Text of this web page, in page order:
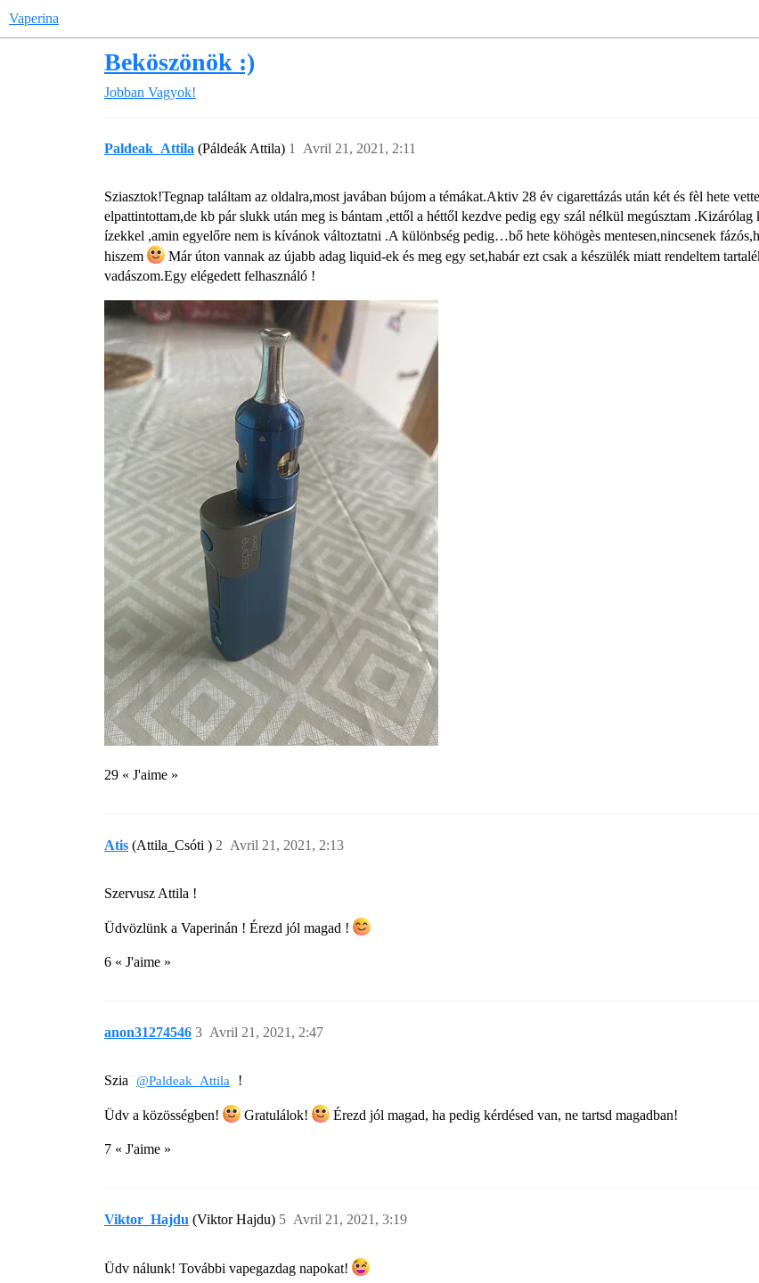
Vaperina
Beköszönök :)
Jobban Vagyok!
Paldeak_Attila (Páldeák Attila) Avril 21, 2021, 2:11
1
Sziasztok!Tegnap találtam az oldalra,most javában bújom a témákat.Aktiv 28 év cigarettázás után két és fèl hete
elpattintottam,de kb pár slukk után meg is bántam ,ettől a héttől kezdve pedig egy szál nélkül megúsztam .Kizárólag
ízekkel ,amin egyelőre nem is kívánok változtatni .A különbség pedig…bő hete köhögès mentesen,nincsenek
hiszem
Már úton vannak az újabb adag liquid-ek és meg egy set,habár ezt csak a készülék miatt rendeltem
vadászom.Egy elégedett felhasználó !
29 « J'aime »
Atis (Attila_Csóti ) Avril 21, 2021, 2:13
2
Szervusz Attila !
Üdvözlünk a Vaperinán ! Érezd jól magad !
6 « J'aime »
anon31274546 Avril 21, 2021, 2:47
3
Szia @Paldeak_Attila !
Üdv a közösségben! Gratulálok! Érezd jól magad, ha pedig kérdésed van, ne tartsd magadban!
7 « J'aime »
Viktor_Hajdu (Viktor Hajdu) Avril 21, 2021, 3:19
5
Üdv nálunk! További vapegazdag napokat!